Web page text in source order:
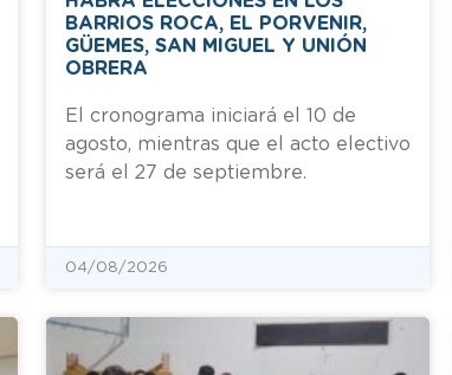
BARRIOS ROCA, EL PORVENIR,
GÜEMES, SAN MIGUEL Y UNIÓN
OBRERA
El cronograma iniciará el 10 de
agosto, mientras que el acto electivo
será el 27 de septiembre.
04/08/2026